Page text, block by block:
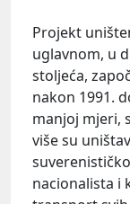
Projekt
uglavnom, u
stoljeća,
nakon 1991.
manjoj mjeri,
više su
nacionalista i